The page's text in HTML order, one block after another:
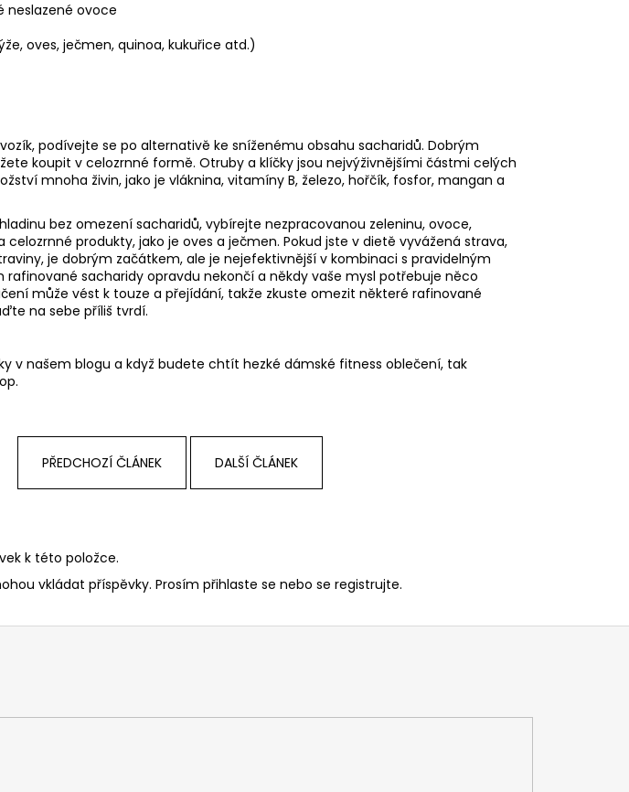
ovoce
oves, ječmen, quinoa, kukuřice atd.)
podívejte se po alternativě ke sníženému obsahu sacharidů. Dobrým
koupit v celozrnné formě. Otruby a klíčky jsou nejvýživnějšími částmi celých
mnoha živin, jako je vláknina, vitamíny B, železo, hořčík, fosfor, mangan a
bez omezení sacharidů, vybírejte nezpracovanou zeleninu, ovoce,
celozrnné produkty, jako je oves a ječmen. Pokud jste v dietě vyvážená strava,
je dobrým začátkem, ale je nejefektivnější v kombinaci s pravidelným
sacharidy opravdu nekončí a někdy vaše mysl potřebuje něco
může vést k touze a přejídání, takže zkuste omezit některé rafinované
na sebe příliš tvrdí.
v našem blogu a když budete chtít hezké dámské fitness oblečení, tak
PŘEDCHOZÍ ČLÁNEK DALŠÍ ČLÁNEK
k této položce.
vkládat příspěvky. Prosím přihlaste se nebo se registrujte.